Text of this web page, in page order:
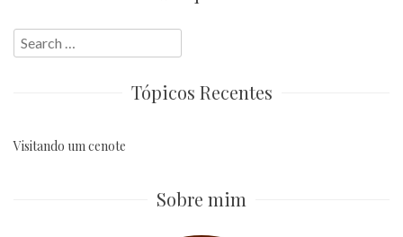
Search
for:
Tópicos Recentes
Visitando um cenote
Sobre mim